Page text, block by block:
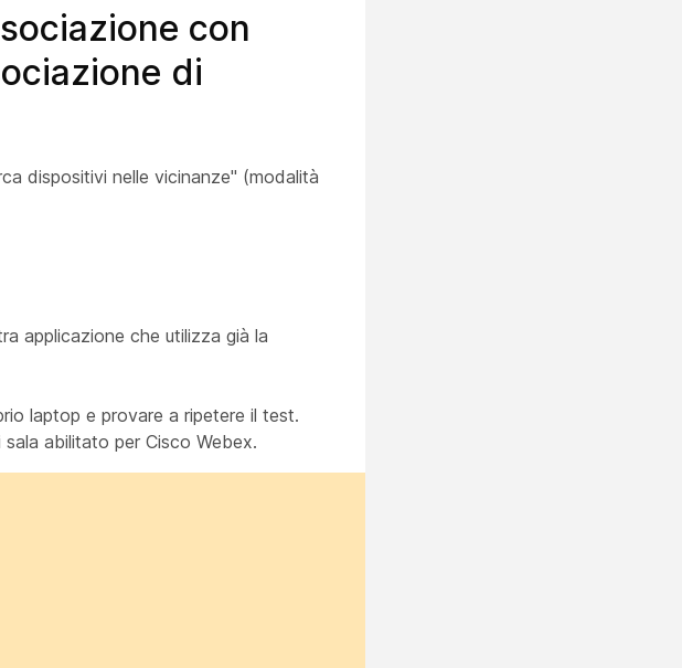
con
di
dispositivi nelle vicinanze" (modalità
applicazione che utilizza già la
laptop e provare a ripetere il test.
abilitato per Cisco Webex.